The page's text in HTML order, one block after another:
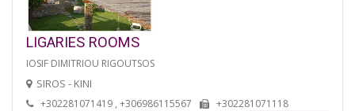
LIGARIES ROOMS
IOSIF DIMITRIOU RIGOUTSOS
SIROS - KINI
+302281071419 , +306986115567 +302281071118